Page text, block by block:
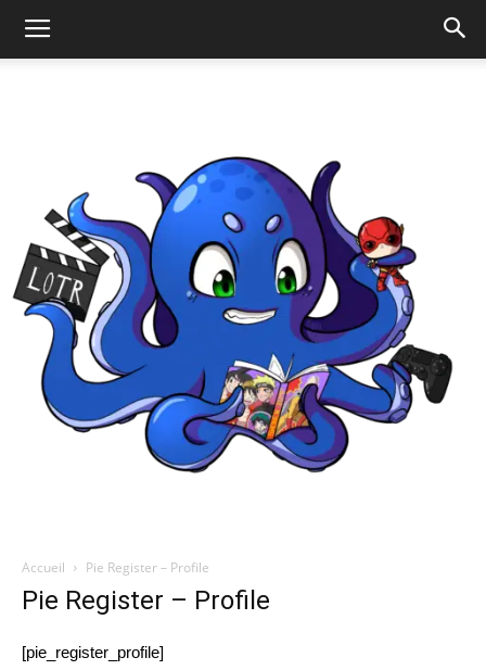
Quatregeek
Accueil Pie Register – Profile
Pie Register – Profile
[pie_register_profile]